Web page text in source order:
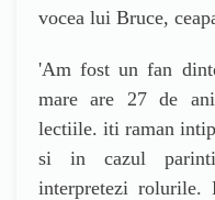
vocea lui Bruce,
'Am fost un fan
mare are 27 de
lectiile. iti raman
si in cazul
interpretezi rolurile.